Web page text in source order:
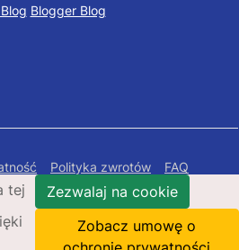
Blogger Blog
Polityka zwrotów
FAQ
Mapa Strony
Wszelkie prawa
zastrzeżone.
tej
Zezwalaj na cookie
Zobacz umowę o